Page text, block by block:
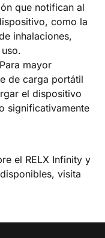
que notifican al
como la
inhalaciones,
Para mayor
de carga portátil
el dispositivo
significativamente
el RELX Infinity y
visita